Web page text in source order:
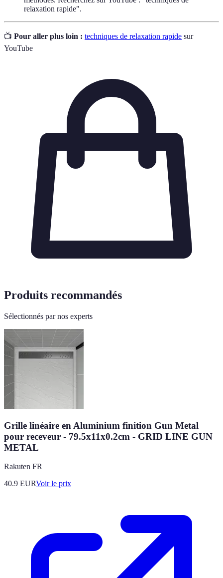
relaxation rapide".
📺 Pour aller plus loin : techniques de relaxation rapide sur
YouTube
Produits recommandés
Sélectionnés par nos experts
Grille linéaire en Aluminium finition Gun Metal
pour receveur - 79.5x11x0.2cm - GRID LINE GUN
METAL
Rakuten FR
40.9 EURVoir le prix